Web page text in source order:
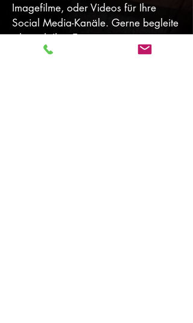
Imagefilme, oder Videos für Ihre
Social Media-Kanäle. Gerne begleite
ich auch Ihre Events.
Und bei der Entwicklung von